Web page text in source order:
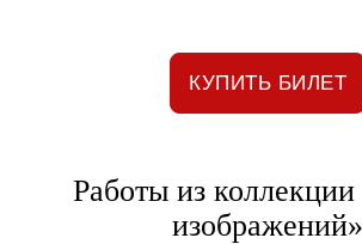
Лекторий
Лекции
Реставрация
Открытая реставрация
КУПИТЬ БИЛЕТ
Работы из
изображений»